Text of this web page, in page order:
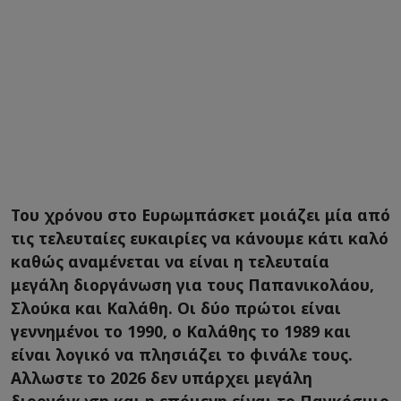
Του χρόνου στο Ευρωμπάσκετ μοιάζει μία από
τις τελευταίες ευκαιρίες να κάνουμε κάτι καλό
καθώς αναμένεται να είναι η τελευταία
μεγάλη διοργάνωση για τους Παπανικολάου,
Σλούκα και Καλάθη. Οι δύο πρώτοι είναι
γεννημένοι το 1990, ο Καλάθης το 1989 και
είναι λογικό να πλησιάζει το φινάλε τους.
Αλλωστε το 2026 δεν υπάρχει μεγάλη